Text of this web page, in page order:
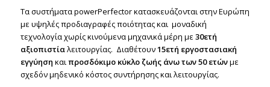
Τα συστήματα powerPerfector κατασκευάζονται στην Ευρώπη
με υψηλές προδιαγραφές ποιότητας και μοναδική
τεχνολογία χωρίς κινούμενα μηχανικά μέρη με 30ετή
αξιοπιστίαλειτουργίας. Διαθέτουν15ετή εργοστασιακή
εγγύηση και προσδόκιμο κύκλο ζωής άνω των 50 ετώνμε
σχεδόν μηδενικό κόστος συντήρησης και λειτουργίας.